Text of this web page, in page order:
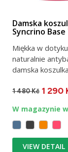
Damska
Syncrino Base
Miękka w
naturalnie
damska
1 480 Kč 1 290
W magazynie
VIEW DETAIL